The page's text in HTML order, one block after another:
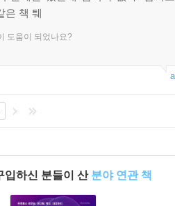
은 책 퉤
도움이 되었나요?
입하신 분들이 산 분야 연관 책